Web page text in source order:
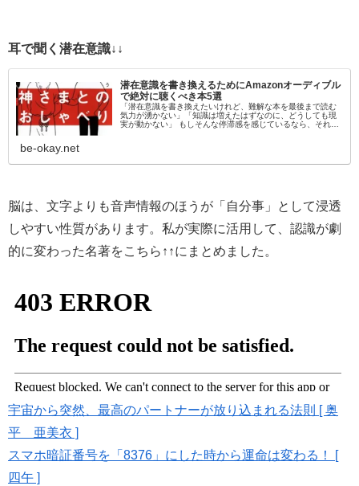
耳で聞く潜在意識↓↓
潜在意識を書き換えるためにAmazonオーディブル
で絶対に聴くべき本5選
「潜在意識を書き換えたいけれど、難解な本を最後まで読む
気力が湧かない」「知識は増えたはずなのに、どうしても現
実が動かない」 もしそんな停滞感を感じているなら、それは
be-okay.net
脳は、文字よりも音声情報のほうが「自分事」として浸透
しやすい性質があります。私が実際に活用して、認識が劇
的に変わった名著をこちら↑↑にまとめました。
宇宙から突然、最高のパートナーが放り込まれる法則 [ 奥
平 亜美衣 ]
スマホ暗証番号を「8376」にした時から運命は変わる！ [
四午 ]